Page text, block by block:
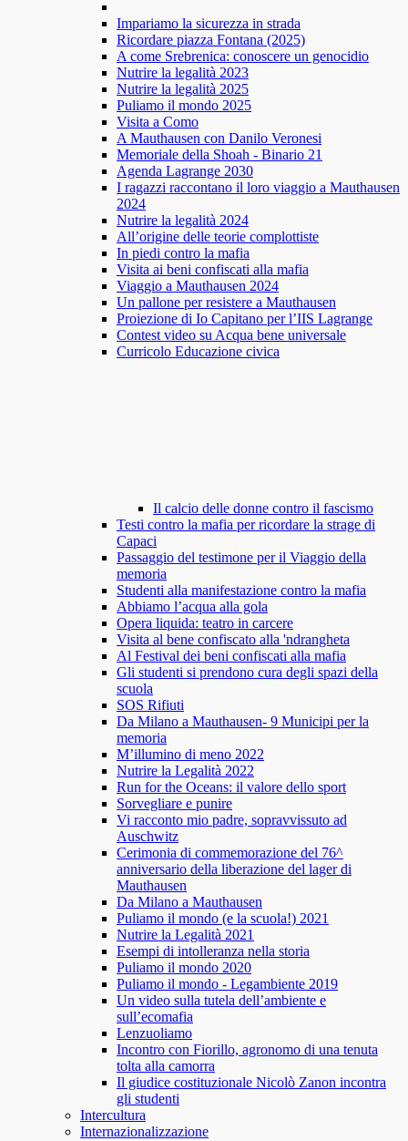
Impariamo la sicurezza in strada
Ricordare piazza Fontana (2025)
A come Srebrenica: conoscere un genocidio
Nutrire la legalità 2023
Nutrire la legalità 2025
Puliamo il mondo 2025
Visita a Como
A Mauthausen con Danilo Veronesi
Memoriale della Shoah - Binario 21
Agenda Lagrange 2030
I ragazzi raccontano il loro viaggio a Mauthausen
2024
Nutrire la legalità 2024
All’origine delle teorie complottiste
In piedi contro la mafia
Visita ai beni confiscati alla mafia
Viaggio a Mauthausen 2024
Un pallone per resistere a Mauthausen
Proiezione di Io Capitano per l’IIS Lagrange
Contest video su Acqua bene universale
Curricolo Educazione civica
Il calcio delle donne contro il fascismo
Testi contro la mafia per ricordare la strage di
Capaci
Passaggio del testimone per il Viaggio della
memoria
Studenti alla manifestazione contro la mafia
Abbiamo l’acqua alla gola
Opera liquida: teatro in carcere
Visita al bene confiscato alla 'ndrangheta
Al Festival dei beni confiscati alla mafia
Gli studenti si prendono cura degli spazi della
scuola
SOS Rifiuti
Da Milano a Mauthausen- 9 Municipi per la
memoria
M’illumino di meno 2022
Nutrire la Legalità 2022
Run for the Oceans: il valore dello sport
Sorvegliare e punire
Vi racconto mio padre, sopravvissuto ad
Auschwitz
Cerimonia di commemorazione del 76^
anniversario della liberazione del lager di
Mauthausen
Da Milano a Mauthausen
Puliamo il mondo (e la scuola!) 2021
Nutrire la Legalità 2021
Esempi di intolleranza nella storia
Puliamo il mondo 2020
Puliamo il mondo - Legambiente 2019
Un video sulla tutela dell’ambiente e
sull’ecomafia
Lenzuoliamo
Incontro con Fiorillo, agronomo di una tenuta
tolta alla camorra
Il giudice costituzionale Nicolò Zanon incontra
gli studenti
Intercultura
Internazionalizzazione